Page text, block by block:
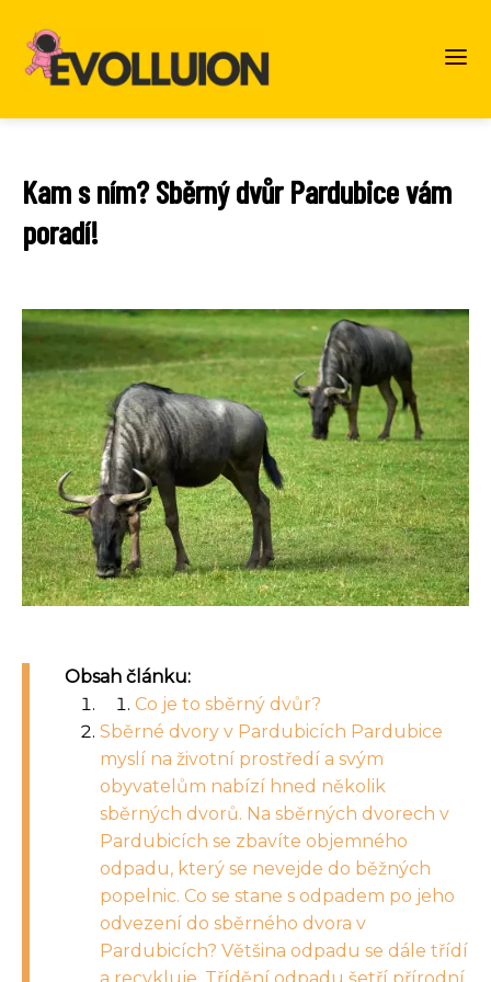
Kam s ním? Sběrný dvůr Pardubice vám
poradí!
Obsah článku:
Co je to sběrný dvůr?
Sběrné dvory v Pardubicích Pardubice
myslí na životní prostředí a svým
obyvatelům nabízí hned několik
sběrných dvorů. Na sběrných dvorech v
Pardubicích se zbavíte objemného
odpadu, který se nevejde do běžných
popelnic. Co se stane s odpadem po jeho
odvezení do sběrného dvora v
Pardubicích? Většina odpadu se dále třídí